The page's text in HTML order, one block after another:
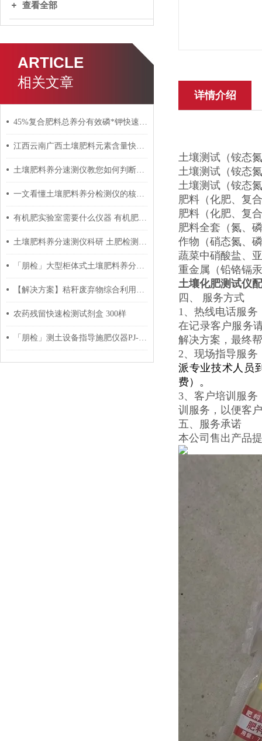
查看全部
ARTICLE
相关文章
45%复合肥料总养分有效磷*钾快速检测仪
江西云南广西土壤肥料元素含量快速检测仪/生产厂家
土壤肥料养分速测仪教您如何判断土壤肥力
一文看懂土壤肥料养分检测仪的核心指标与精度
有机肥实验室需要什么仪器 有机肥实验仪器 有机肥实验室仪器清单
土壤肥料养分速测仪科研 土肥检测厂家
「朋检」大型柜体式土壤肥料养分检测仪 功能测评
【解决方案】秸秆废弃物综合利用堆肥有机肥实验室检测仪器设备
农药残留快速检测试剂盒 300样
「朋检」测土设备指导施肥仪器PJ-GPA 参数测评
详情介绍
土壤测试（铵态
土壤测试（铵态
土壤测试（铵态
肥料（化肥、复
肥料（化肥、复
肥料全套（氮、
作物（硝态氮、
蔬菜中硝酸盐、
重金属（铅铬镉
土壤化肥测试仪
四、 服务方式
1、热线电话服
在记录客户服务
解决方案，最终
2、现场指导服务
派专业技术人员
费）。
3、客户培训服
训服务，以便客
五、服务承诺
本公司售出产品